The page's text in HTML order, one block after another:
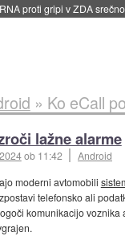
predvajati reklame::
» Ko eCall
lažne alarme
ob 11:42
Android
moderni avtomobili
telefonsko ali
komunikacijo